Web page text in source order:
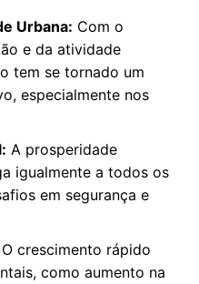
Urbana: Com o
e da atividade
tem se tornado um
especialmente nos
A prosperidade
igualmente a todos os
em segurança e
O crescimento rápido
como aumento na